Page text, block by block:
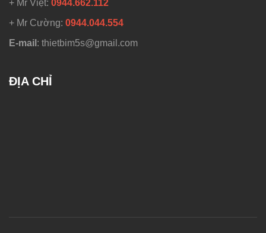
+ Mr Việt: 0944.662.112
+ Mr Cường: 0944.044.554
E-mail : thietbim5s@gmail.com
ĐỊA CHỈ